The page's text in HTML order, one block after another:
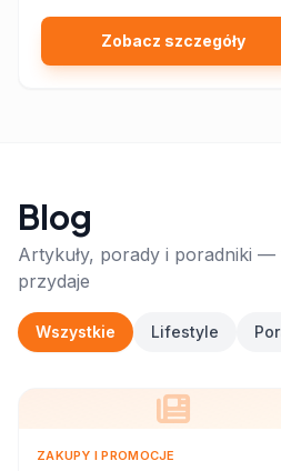
Zobacz szczegóły
Blog
Artykuły, porady i poradniki —
przydaje
Wszystkie Lifestyle
ZAKUPY I PROMOCJE